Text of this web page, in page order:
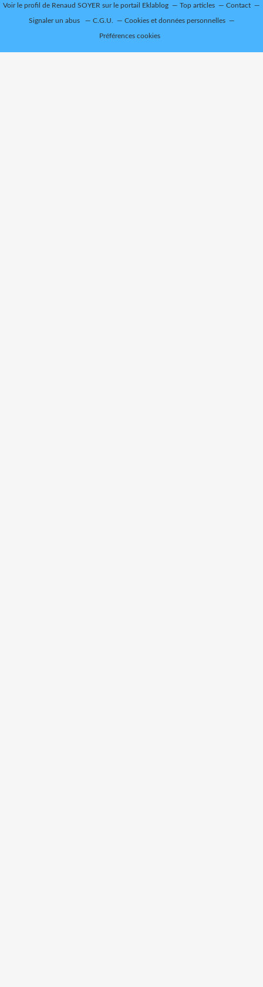
Voir le profil de Renaud SOYER sur le portail Eklablog Top articles Contact
Signaler un abus C.G.U. Cookies et données personnelles
Préférences cookies